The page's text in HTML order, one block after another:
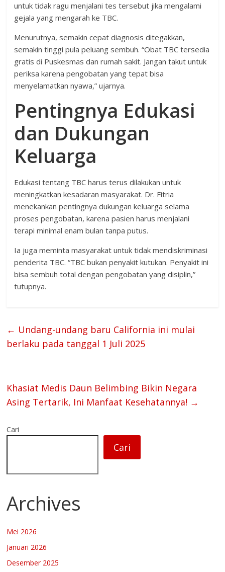
untuk tidak ragu menjalani tes tersebut jika mengalami
gejala yang mengarah ke TBC.
Menurutnya, semakin cepat diagnosis ditegakkan,
semakin tinggi pula peluang sembuh. “Obat TBC tersedia
gratis di Puskesmas dan rumah sakit. Jangan takut untuk
periksa karena pengobatan yang tepat bisa
menyelamatkan nyawa,” ujarnya.
Pentingnya Edukasi
dan Dukungan
Keluarga
Edukasi tentang TBC harus terus dilakukan untuk
meningkatkan kesadaran masyarakat. Dr. Fitria
menekankan pentingnya dukungan keluarga selama
proses pengobatan, karena pasien harus menjalani
terapi minimal enam bulan tanpa putus.
Ia juga meminta masyarakat untuk tidak mendiskriminasi
penderita TBC. “TBC bukan penyakit kutukan. Penyakit ini
bisa sembuh total dengan pengobatan yang disiplin,”
tutupnya.
← Undang-undang baru California ini mulai
berlaku pada tanggal 1 Juli 2025
Khasiat Medis Daun Belimbing Bikin Negara
Asing Tertarik, Ini Manfaat Kesehatannya! →
Cari
Cari
Archives
Mei 2026
Januari 2026
Desember 2025